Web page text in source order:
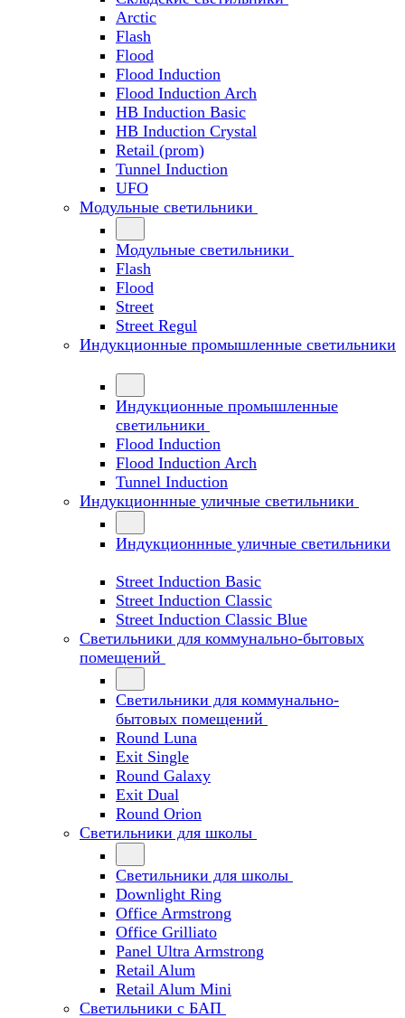
Arctic
Flash
Flood
Flood Induction
Flood Induction Arch
HB Induction Basic
HB Induction Crystal
Retail (prom)
Tunnel Induction
UFO
Модульные светильники
Модульные светильники
Flash
Flood
Street
Street Regul
Индукционные промышленные светильники
Индукционные промышленные
светильники
Flood Induction
Flood Induction Arch
Tunnel Induction
Индукционнные уличные светильники
Индукционнные уличные светильники
Street Induction Basic
Street Induction Classic
Street Induction Classic Blue
Светильники для коммунально-бытовых
помещений
Светильники для коммунально-
бытовых помещений
Round Luna
Exit Single
Round Galaxy
Exit Dual
Round Orion
Светильники для школы
Светильники для школы
Downlight Ring
Office Armstrong
Office Grilliato
Panel Ultra Armstrong
Retail Alum
Retail Alum Mini
Светильники с БАП